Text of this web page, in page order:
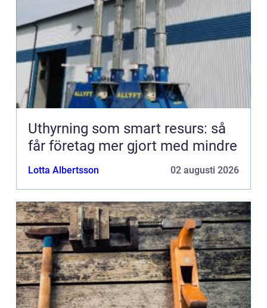
Uthyrning som smart resurs: så
får företag mer gjort med mindre
Lotta Albertsson 02 augusti 2026